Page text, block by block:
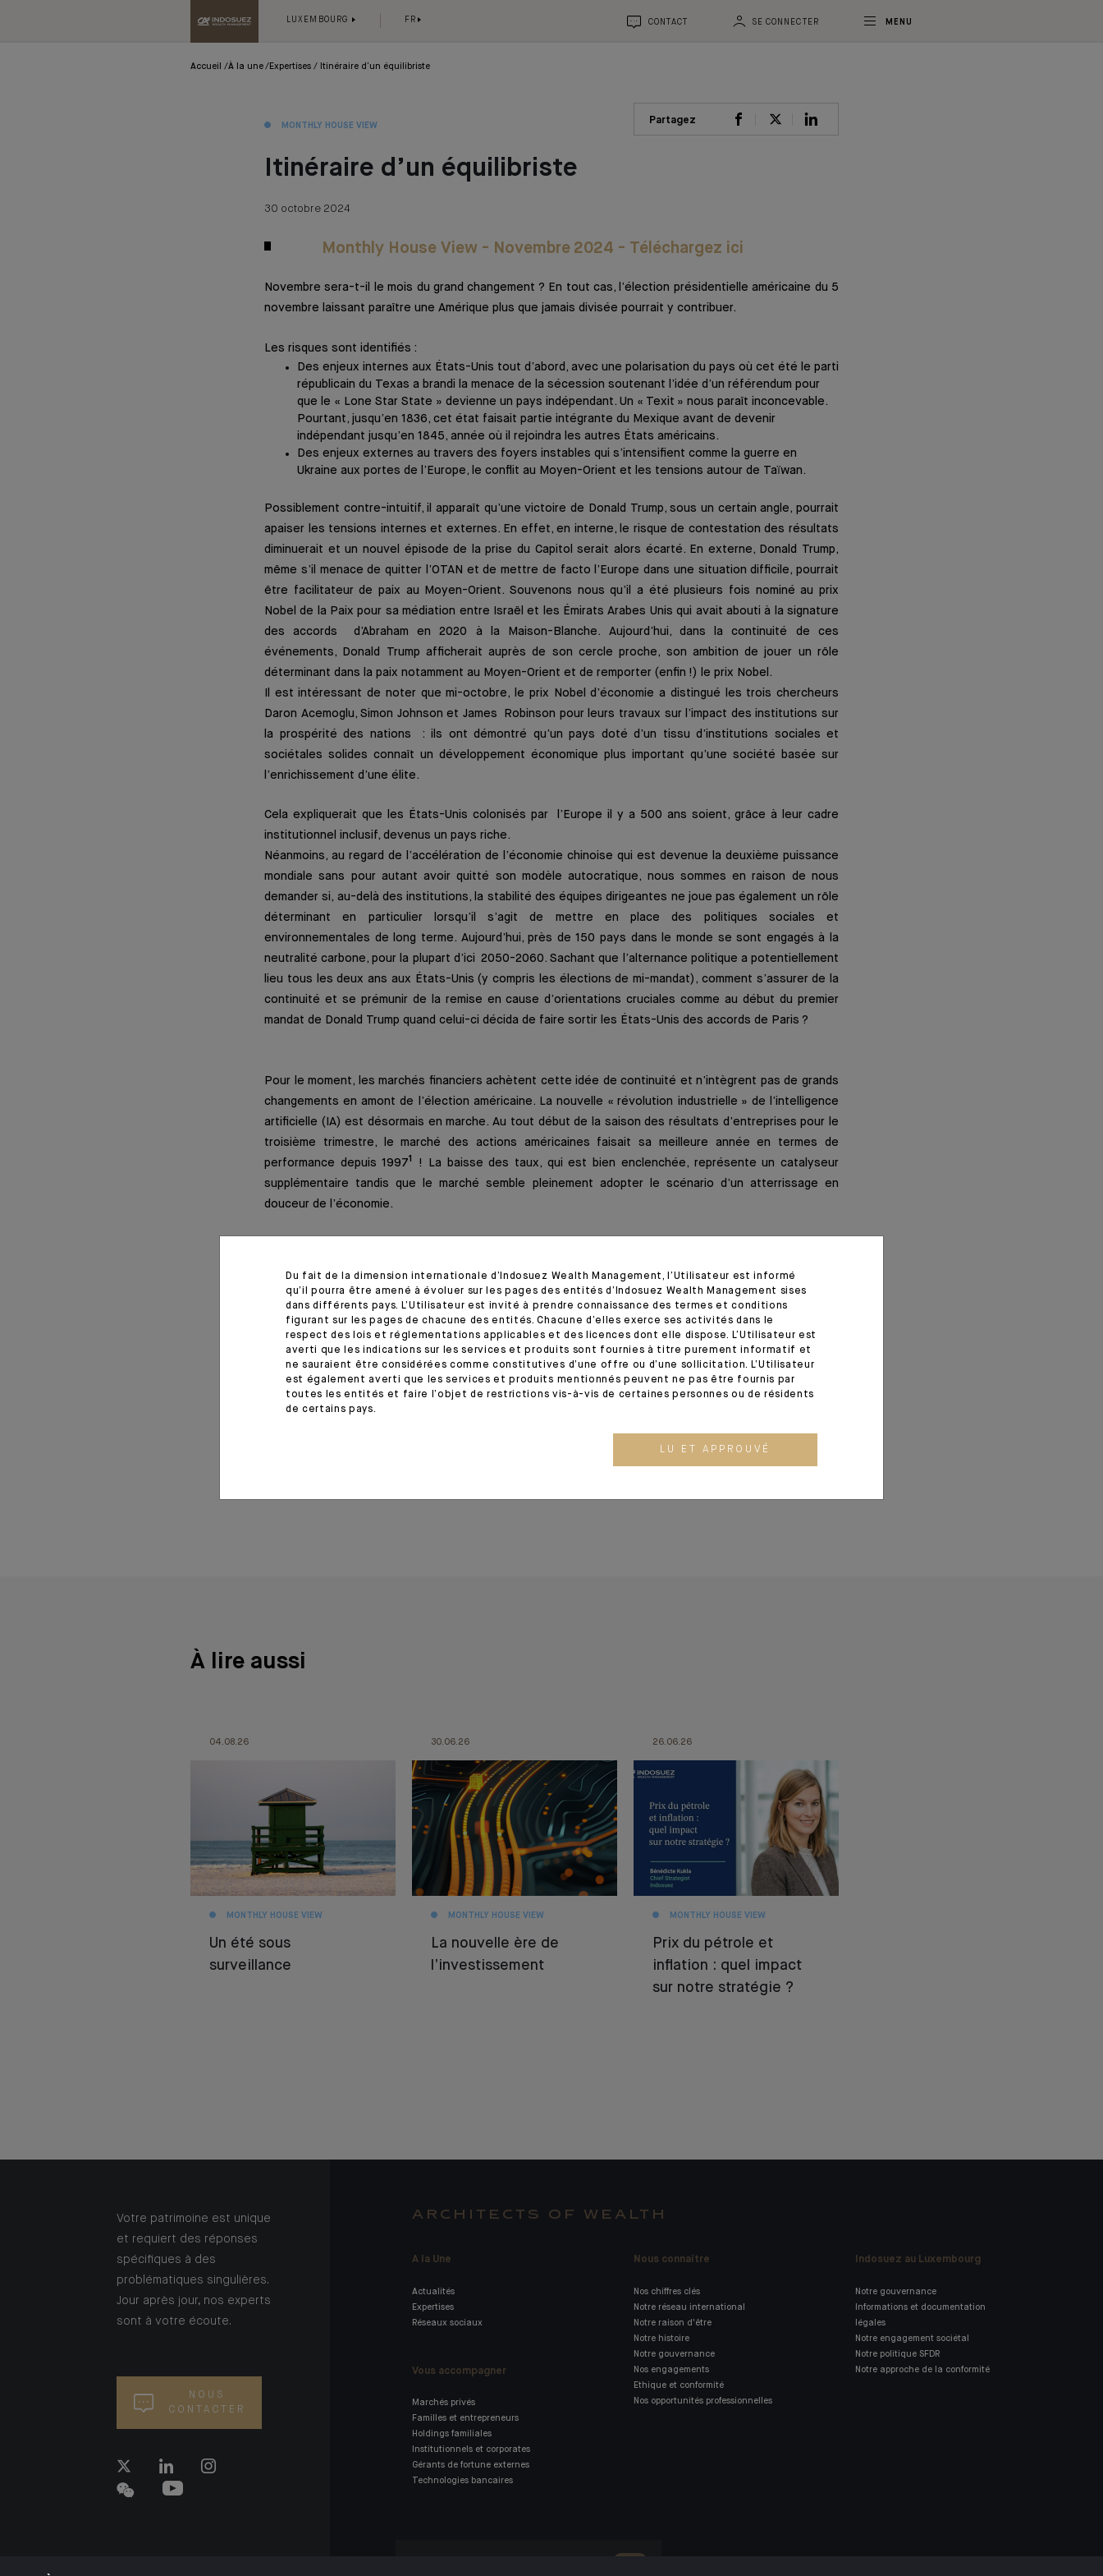
LUXEMBOURG FR CONTACT SE CONNECTER MENU
Accueil À la une Expertises Itinéraire d’un équilibriste
MONTHLY HOUSE VIEW Partagez
Itinéraire d’un équilibriste
30 octobre 2024
Monthly House View - Novembre 2024 - Téléchargez ici
Novembre sera-t-il le mois du grand changement ? En tout cas, l’élection présidentielle américaine du 5
novembre laissant paraître une Amérique plus que jamais divisée pourrait y contribuer.
Les risques sont identifiés :
Des enjeux internes aux États-Unis tout d’abord, avec une polarisation du pays où cet été le parti
républicain du Texas a brandi la menace de la sécession soutenant l’idée d’un référendum pour
que le « Lone Star State » devienne un pays indépendant. Un « Texit » nous paraît inconcevable.
Pourtant, jusqu’en 1836, cet état faisait partie intégrante du Mexique avant de devenir
indépendant jusqu’en 1845, année où il rejoindra les autres États américains.
Des enjeux externes au travers des foyers instables qui s’intensifient comme la guerre en
Ukraine aux portes de l’Europe, le conflit au Moyen-Orient et les tensions autour de Taïwan.
Possiblement contre-intuitif, il apparaît qu’une victoire de Donald Trump, sous un certain angle, pourrait
apaiser les tensions internes et externes. En effet, en interne, le risque de contestation des résultats
diminuerait et un nouvel épisode de la prise du Capitol serait alors écarté. En externe, Donald Trump,
même s’il menace de quitter l’OTAN et de mettre de facto l’Europe dans une situation difficile, pourrait
être facilitateur de paix au Moyen-Orient. Souvenons nous qu’il a été plusieurs fois nominé au prix
Nobel de la Paix pour sa médiation entre Israël et les Émirats Arabes Unis qui avait abouti à la signature
des accords d’Abraham en 2020 à la Maison-Blanche. Aujourd’hui, dans la continuité de ces
événements, Donald Trump afficherait auprès de son cercle proche, son ambition de jouer un rôle
déterminant dans la paix notamment au Moyen-Orient et de remporter (enfin !) le prix Nobel.
Il est intéressant de noter que mi-octobre, le prix Nobel d’économie a distingué les trois chercheurs
Daron Acemoglu, Simon Johnson et James Robinson pour leurs travaux sur l’impact des institutions sur
la prospérité des nations : ils ont démontré qu’un pays doté d’un tissu d’institutions sociales et
sociétales solides connaît un développement économique plus important qu’une société basée sur
l’enrichissement d’une élite.
Cela expliquerait que les États-Unis colonisés par l’Europe il y a 500 ans soient, grâce à leur cadre
institutionnel inclusif, devenus un pays riche.
Néanmoins, au regard de l’accélération de l’économie chinoise qui est devenue la deuxième puissance
mondiale sans pour autant avoir quitté son modèle autocratique, nous sommes en raison de nous
demander si, au-delà des institutions, la stabilité des équipes dirigeantes ne joue pas également un rôle
déterminant en particulier lorsqu’il s’agit de mettre en place des politiques sociales et
environnementales de long terme. Aujourd’hui, près de 150 pays dans le monde se sont engagés à la
neutralité carbone, pour la plupart d’ici 2050-2060. Sachant que l’alternance politique a potentiellement
lieu tous les deux ans aux États-Unis (y compris les élections de mi-mandat), comment s’assurer de la
continuité et se prémunir de la remise en cause d’orientations cruciales comme au début du premier
mandat de Donald Trump quand celui-ci décida de faire sortir les États-Unis des accords de Paris ?
Pour le moment, les marchés financiers achètent cette idée de continuité et n’intègrent pas de grands
changements en amont de l’élection américaine. La nouvelle « révolution industrielle » de l’intelligence
artificielle (IA) est désormais en marche. Au tout début de la saison des résultats d’entreprises pour le
troisième trimestre, le marché des actions américaines faisait sa meilleure année en termes de
performance depuis 19971
! La baisse des taux, qui est bien enclenchée, représente un catalyseur
supplémentaire tandis que le marché semble pleinement adopter le scénario d’un atterrissage en
douceur de l’économie.
édition sur ce que nous avons choisi d’appeler « l’itinéraire d’un équilibriste ». Des forces instables
s’exercent sur la bourse au grès des révisions des chiffres économiques. Et si, finalement, tout ne se
passait pas comme prévu ?
1 - Performance du S&P 500 arrêtée à mi-octobre 2024.
Information importante
À lire aussi
04.08.26
MONTHLY HOUSE VIEW
Un été sous
surveillance
30.06.26
MONTHLY HOUSE VIEW
La nouvelle ère de
l’investissement
26.06.26
MONTHLY HOUSE VIEW
Prix du pétrole et
inflation : quel impact
sur notre stratégie ?
Votre patrimoine est unique
et requiert des réponses
spécifiques à des
problématiques singulières.
Jour après jour, nos experts
sont à votre écoute.
NOUS
CONTACTER
ARCHITECTS OF WEALTH
A la Une
Actualités
Expertises
Réseaux sociaux
Vous accompagner
Marchés privés
Familles et entrepreneurs
Holdings familiales
Institutionnels et corporates
Gérants de fortune externes
Technologies bancaires
Nous connaître
Nos chiffres clés
Notre réseau international
Notre raison d'être
Notre histoire
Notre gouvernance
Nos engagements
Ethique et conformité
Nos opportunités professionnelles
Indosuez au Luxembourg
Notre gouvernance
Informations et documentation
légales
Notre engagement sociétal
Notre politique SFDR
Notre approche de la conformité
Du fait de la dimension internationale d’Indosuez Wealth Management, l’Utilisateur est informé
qu’il pourra être amené à évoluer sur les pages des entités d’Indosuez Wealth Management sises
dans différents pays. L’Utilisateur est invité à prendre connaissance des termes et conditions
figurant sur les pages de chacune des entités. Chacune d’elles exerce ses activités dans le
respect des lois et réglementations applicables et des licences dont elle dispose. L’Utilisateur est
averti que les indications sur les services et produits sont fournies à titre purement informatif et
ne sauraient être considérées comme constitutives d’une offre ou d’une sollicitation. L’Utilisateur
est également averti que les services et produits mentionnés peuvent ne pas être fournis par
toutes les entités et faire l’objet de restrictions vis-à-vis de certaines personnes ou de résidents
de certains pays.
LU ET APPROUVÉ